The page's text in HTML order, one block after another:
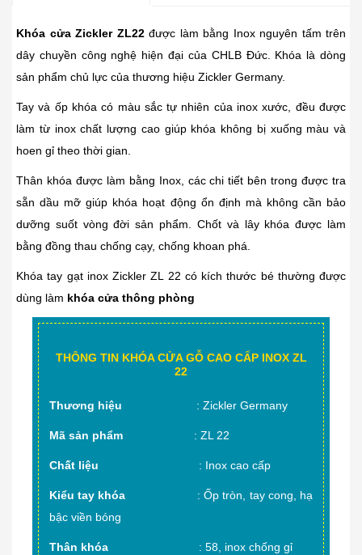
Khóa cửa Zickler ZL22được làm bằng Inox nguyên tấm trên
dây chuyền công nghệ hiện đại của CHLB Đức. Khóa là dòng
sản phẩm chủ lực của thương hiệu Zickler Germany.
Tay và ốp khóa có màu sắc tự nhiên của inox xước, đều được
làm từ inox chất lượng cao giúp khóa không bị xuống màu và
hoen gỉ theo thời gian.
Thân khóa được làm bằng Inox, các chi tiết bên trong được tra
sẵn dầu mỡ giúp khóa hoạt động ổn định mà không cần bảo
dưỡng suốt vòng đời sản phẩm. Chốt và lây khóa được làm
bằng đồng thau chống cạy, chống khoan phá.
Khóa tay gạt inox Zickler ZL 22 có kích thước bé thường được
dùng làm khóa cửa thông phòng
THÔNG TIN KHÓA CỬA GỖ CAO CẤP INOX ZL
22
Thương hiệu : Zickler Germany
Mã sản phẩm : ZL 22
Chất liệu : Inox cao cấp
Kiểu tay khóa : Ốp tròn, tay cong, hạ
bậc viền bóng
Thân khóa : 58, inox chống gỉ